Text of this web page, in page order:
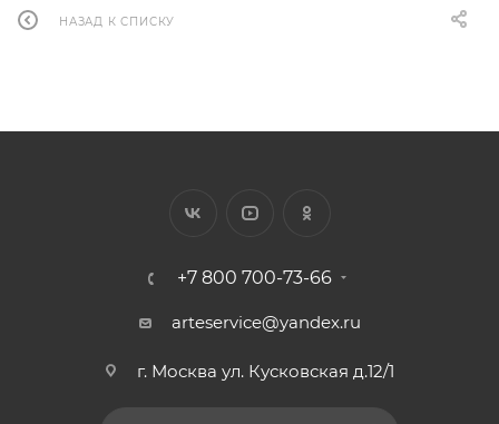
НАЗАД К СПИСКУ
+7 800 700-73-66
arteservice@yandex.ru
г. Москва ул. Кусковская д.12/1